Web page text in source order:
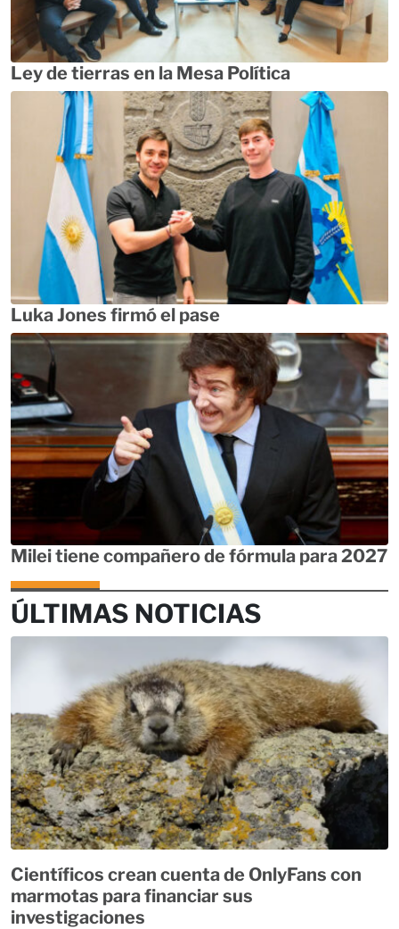
Ley de tierras en la Mesa Política
Luka Jones firmó el pase
Milei tiene compañero de fórmula para 2027
ÚLTIMAS NOTICIAS
Científicos crean cuenta de OnlyFans con
marmotas para financiar sus
investigaciones